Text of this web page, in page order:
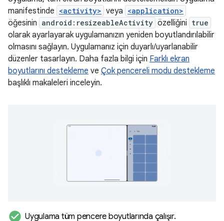
manifestinde <activity> veya <application>
öğesinin android:resizeableActivity özelliğini true
olarak ayarlayarak uygulamanızın yeniden boyutlandırılabilir
olmasını sağlayın. Uygulamanız için duyarlı/uyarlanabilir
düzenler tasarlayın. Daha fazla bilgi için Farklı ekran
boyutlarını destekleme ve Çok pencereli modu destekleme
başlıklı makaleleri inceleyin.
check_circle Uygulama tüm pencere boyutlarında çalışır.